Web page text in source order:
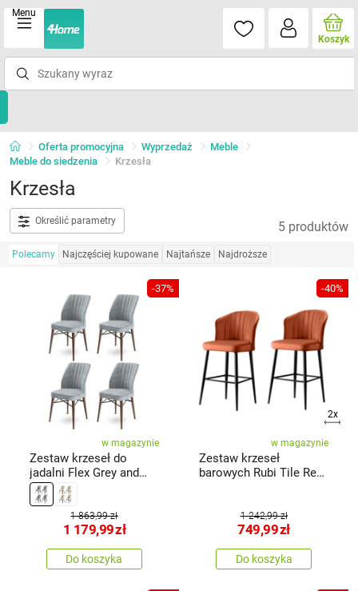
Menu
Koszyk
Oferta promocyjna Wyprzedaż
Meble
Meble do siedzenia
Krzesła
Krzesła
Określić parametry 5 produktów
Polecamy Najczęściej kupowane Najtańsze Najdroższe
-37%
w magazynie
Zestaw krzeseł do
jadalni Flex Grey and
Brown, 4 szt.
1 863,99 zł
1 179,99zł
Do koszyka
-40%
2x
w magazynie
Zestaw krzeseł
barowych Rubi Tile Red
1 242,99 zł
749,99zł
Do koszyka